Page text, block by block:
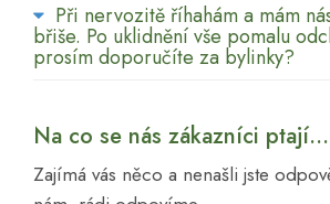
Při nervozitě říhahám a mám
břiše. Po uklidnění vše pomalu
prosím doporučíte za bylinky?
Na co se nás zákazníci ptají...
Zajímá vás něco a nenašli jste